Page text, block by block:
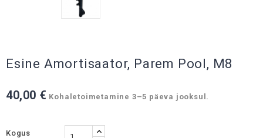
Esine Amortisaator, Parem Pool, M8
40,00 € Kohaletoimetamine 3–5 päeva jooksul.
Kogus